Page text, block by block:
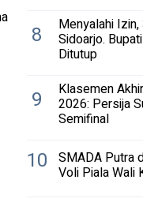
8 Menyalahi
Sidoarjo.
Ditutup
9 Klasemen
2026: Persija
Semifinal
10 SMADA Putra
Voli Piala Wali